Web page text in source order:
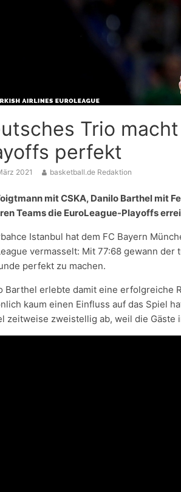
Trio
perfekt
2021 basketball.de Redaktion
mit CSKA, Danilo Barthel mit
Teams die EuroLeague-Playoffs
Istanbul hat dem FC Bayern
vermasselt: Mit 77:68 gewann
perfekt zu machen.
Barthel erlebte damit eine erfolgreiche
kaum einen Einfluss auf das Spiel
zeitweise zweistellig ab, weil die Gäste